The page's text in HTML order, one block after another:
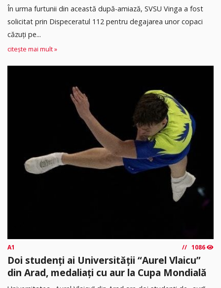
În urma furtunii din această după-amiază, SVSU Vinga a fost
solicitat prin Dispeceratul 112 pentru degajarea unor copaci
căzuți pe...
citește mai mult »
A1 1086
Doi studenți ai Universității “Aurel Vlaicu”
din Arad, medaliați cu aur la Cupa Mondială